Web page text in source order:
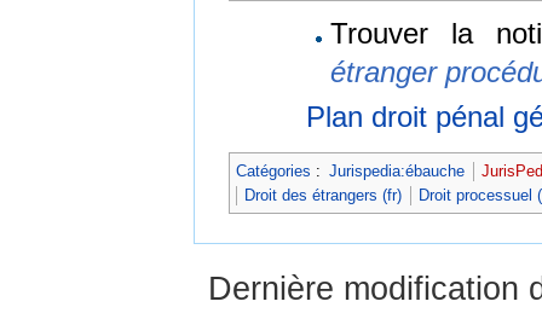
Trouver la
étranger
Plan droit pénal
Catégories : Jurispedia:ébauche
Droit des étrangers (fr)
Droit processuel
Dernière modification